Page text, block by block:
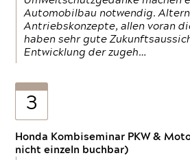
Automobilbau notwendig.
Antriebskonzepte, allen voran
haben sehr gute
Entwicklung der zugeh…
3
Honda Kombiseminar PKW &
nicht einzeln buchbar)